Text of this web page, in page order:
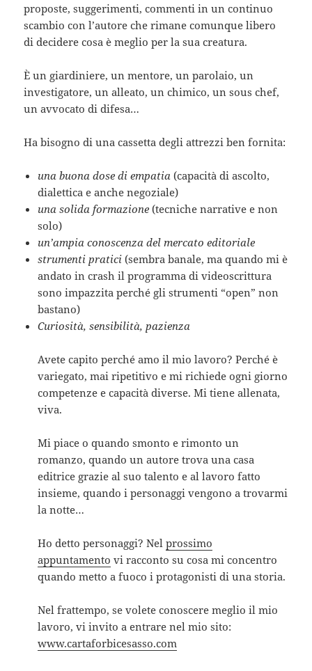
proposte, suggerimenti, commenti in un continuo
scambio con l’autore che rimane comunque libero
di decidere cosa è meglio per la sua creatura.
È un giardiniere, un mentore, un parolaio, un
investigatore, un alleato, un chimico, un sous chef,
un avvocato di difesa…
Ha bisogno di una cassetta degli attrezzi ben fornita:
una buona dose di empatia (capacità di ascolto,
dialettica e anche negoziale)
una solida formazione (tecniche narrative e non
solo)
un’ampia conoscenza del mercato editoriale
strumenti pratici (sembra banale, ma quando mi è
andato in crash il programma di videoscrittura
sono impazzita perché gli strumenti “open” non
bastano)
Curiosità, sensibilità, pazienza
Avete capito perché amo il mio lavoro? Perché è
variegato, mai ripetitivo e mi richiede ogni giorno
competenze e capacità diverse. Mi tiene allenata,
viva.
Mi piace o quando smonto e rimonto un
romanzo, quando un autore trova una casa
editrice grazie al suo talento e al lavoro fatto
insieme, quando i personaggi vengono a trovarmi
la notte…
Ho detto personaggi? Nelprossimo
appuntamento vi racconto su cosa mi concentro
quando metto a fuoco i protagonisti di una storia.
Nel frattempo, se volete conoscere meglio il mio
lavoro, vi invito a entrare nel mio sito:
www.cartaforbicesasso.com